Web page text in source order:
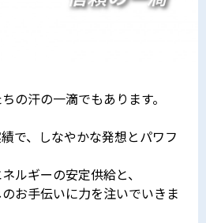
の汗の一滴でもあります。
で、しなやかな発想とパワフ
ルギーの安定供給と、
お手伝いに力を注いでいきま